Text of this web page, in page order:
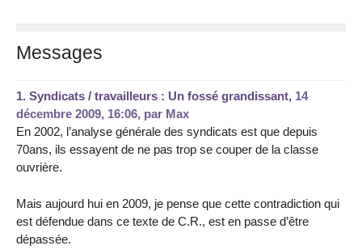
Messages
1. Syndicats / travailleurs : Un fossé grandissant, 14
décembre 2009, 16:06, par Max
En 2002, l’analyse générale des syndicats est que depuis
70ans, ils essayent de ne pas trop se couper de la classe
ouvrière.
Mais aujourd hui en 2009, je pense que cette contradiction qui
est défendue dans ce texte de C.R., est en passe d’être
dépassée.